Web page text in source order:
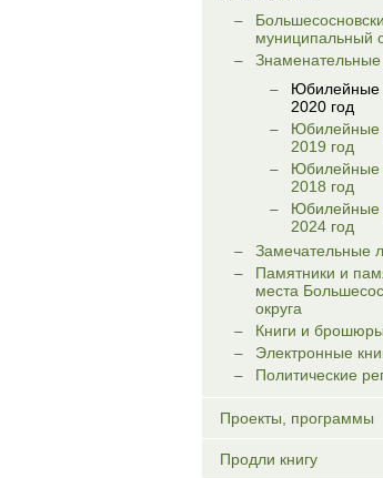
муниципальный
Юбилейные
2020 год
Юбилейные
2019 год
Юбилейные
2018 год
Юбилейные
2024 год
Замечательные
Памятники и
места
округа
Книги и брошюры
Электронные
Политические
Проекты, программы
Продли книгу